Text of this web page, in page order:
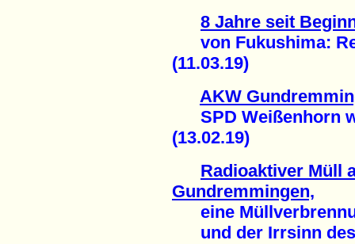
8 Jahre seit
von Fukushima:
(11.03.19)
AKW
SPD Weißenhorn
(13.02.19)
Radioaktiver Müll
Gundremmingen,
eine
und der Irrsinn des